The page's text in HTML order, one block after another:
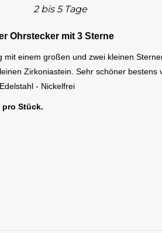
2 bis 5 Tage
Ohrstecker mit 3 Sterne
mit einem großen und zwei kleinen
Zirkoniastein. Sehr schöner bestens
- Nickelfrei
pro Stück.